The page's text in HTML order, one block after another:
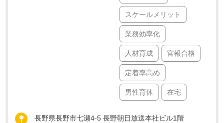
スケールメリット
業務効率化
人材育成 官報合格
定着率高め
男性育休 在宅
長野県長野市七瀬4-5 長野朝日放送本社ビル1階